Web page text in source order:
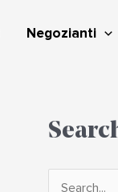
Negozianti